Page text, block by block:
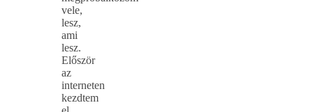
vele,
lesz,
ami
lesz.
Először
az
interneten
kezdtem